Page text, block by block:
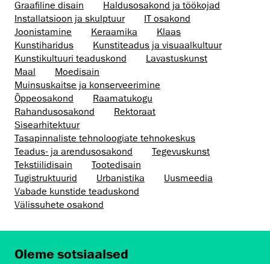
Graafiline disain
Haldusosakond ja töökojad
Installatsioon ja skulptuur
IT osakond
Joonistamine
Keraamika
Klaas
Kunstiharidus
Kunstiteadus ja visuaalkultuur
Kunsti­kultuuri teaduskond
Lavastuskunst
Maal
Moedisain
Muinsus­kaitse ja konserveerimine
Õppeosakond
Raamatukogu
Rahandusosakond
Rektoraat
Sisearhitektuur
Tasapinnaliste tehnoloogiate tehnokeskus
Teadus- ja arendusosakond
Tegevuskunst
Tekstiilidisain
Tootedisain
Tugistruktuurid
Urbanistika
Uusmeedia
Vabade kunstide teaduskond
Välissuhete osakond
Oleme sotsiaalsed